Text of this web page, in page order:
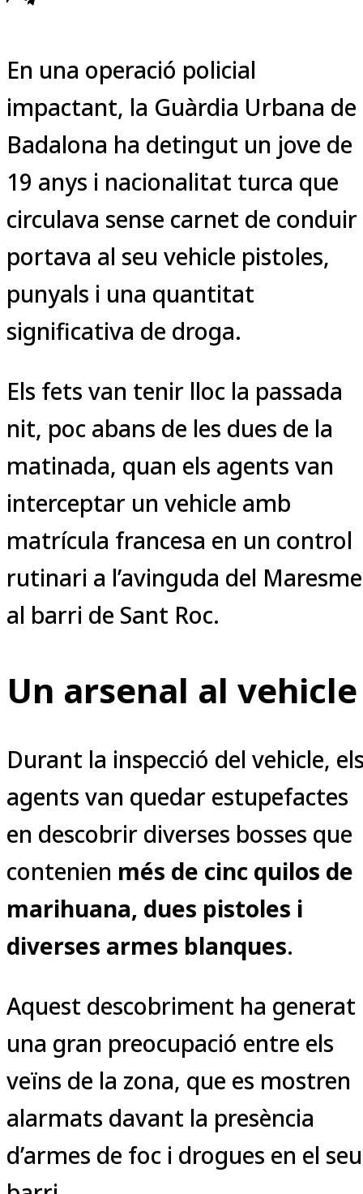
En una operació policial
impactant, la Guàrdia Urbana de
Badalona ha detingut un jove de
19 anys i nacionalitat turca que
circulava sense carnet de conduir
portava al seu vehicle pistoles,
punyals i una quantitat
significativa de droga.
Els fets van tenir lloc la passada
nit, poc abans de les dues de la
matinada, quan els agents van
interceptar un vehicle amb
matrícula francesa en un control
rutinari a l’avinguda del
al barri de Sant Roc.
Un arsenal al vehicle
Durant la inspecció del vehicle,
agents van quedar estupefactes
en descobrir diverses bosses que
contenien més de cinc quilos de
marihuana, dues pistoles i
diverses armes blanques.
Aquest descobriment ha generat
una gran preocupació entre els
veïns de la zona, que es mostren
alarmats davant la presència
d’armes de foc i drogues en el seu